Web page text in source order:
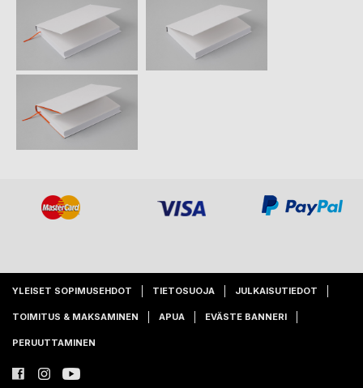
YLEISET SOPIMUSEHDOT TIETOSUOJA JULKAISUTIEDOT
TOIMITUS & MAKSAMINEN APUA EVÄSTE BANNERI
PERUUTTAMINEN